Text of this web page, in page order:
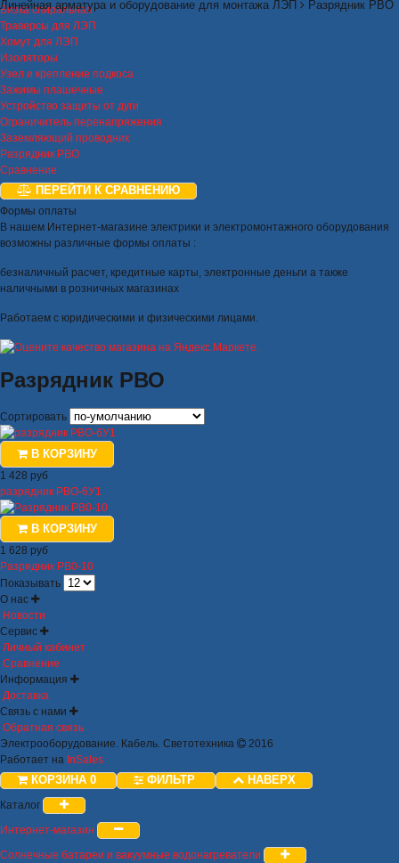
Линейная арматура и оборудование для монтажа ЛЭП Разрядник РВО
Вязка спиральная
Траверсы для ЛЭП
Хомут для ЛЭП
Изоляторы
Узел и крепление подкоса
Зажимы плашечные
Устройство защиты от дуги
Ограничитель перенапряжения
Заземляющий проводник
Разрядник РВО
Сравнение
ПЕРЕЙТИ К СРАВНЕНИЮ
Формы оплаты
В нашем Интернет-магазине электрики и электромонтажного оборудования
возможны различные формы оплаты :
безналичный расчет, кредитные карты, электронные деньги а также
наличными в розничных магазинах
Работаем с юридическими и физическими лицами.
Разрядник РВО
Сортировать
В КОРЗИНУ
1 428 руб
разрядник РВО-6У1
В КОРЗИНУ
1 628 руб
Разрядник РВ0-10
Показывать
О нас
Новости
Сервис
Личный кабинет
Сравнение
Информация
Доставка
Связь с нами
Обратная связь
Электрооборудование. Кабель. Светотехника
2016
Работает на InSales
КОРЗИНА 0 ФИЛЬТР НАВЕРХ
Каталог
Интернет-магазин
Солнечные батареи и вакуумные водонагреватели